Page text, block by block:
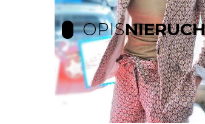
OPIS
Działka ogrodowa w ROD
Na sprzedaż atrakcyjna
położona w spokojnej i